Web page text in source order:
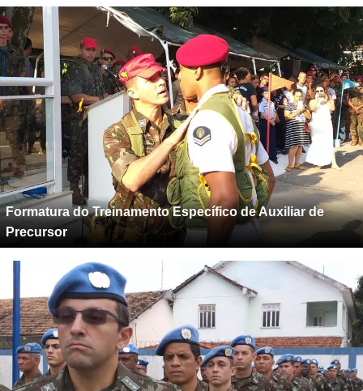
Formatura do Treinamento Específico de Auxiliar de
Precursor